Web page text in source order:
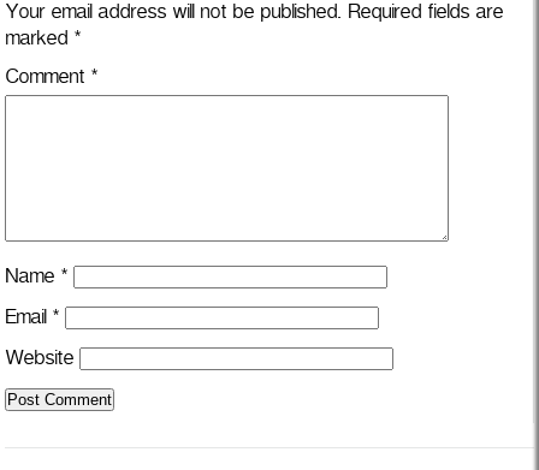
Your email address will not be published. Required fields are
marked *
Comment *
Name *
Email *
Website